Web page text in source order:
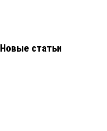
Новые статьи